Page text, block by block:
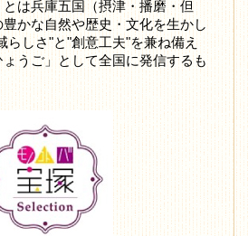
は兵庫五国（摂津・播磨・但
かな自然や歴史・文化を生かし
らしさ"と"創意工夫"を兼ね備え
うご」として全国に発信するも